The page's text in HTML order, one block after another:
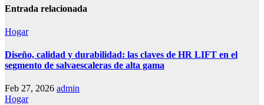
Entrada relacionada
Hogar
Diseño, calidad y durabilidad: las claves de HR LIFT en el
segmento de salvaescaleras de alta gama
Feb 27, 2026 admin
Hogar